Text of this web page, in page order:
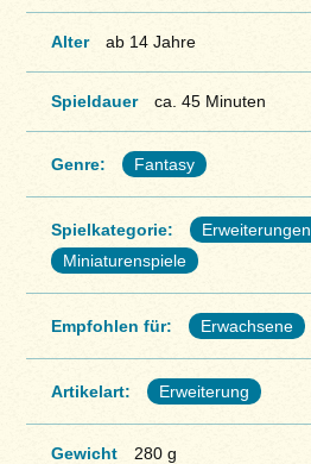
Alter ab 14 Jahre
Spieldauer ca. 45 Minuten
Genre: Fantasy
Spielkategorie:
Erweiterungen
Miniaturenspiele
Empfohlen für: Erwachsene
Artikelart: Erweiterung
Gewicht 280 g